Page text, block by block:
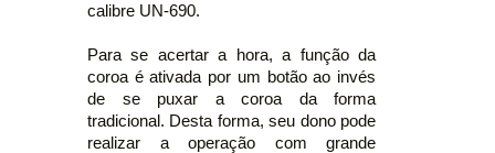
calibre UN-690.
Para se acertar a hora, a função da
coroa é ativada por um botão ao invés
de se puxar a coroa da forma
tradicional. Desta forma, seu dono pode
realizar a operação com grande